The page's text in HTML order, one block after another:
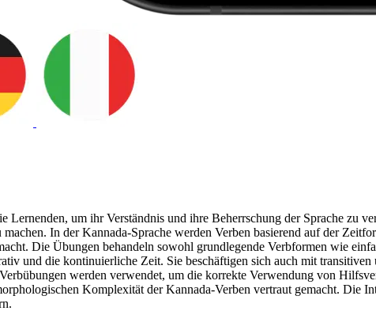
um ihr Verständnis und ihre Beherrschung der Sprache zu
In der Kannada-Sprache werden Verben basierend auf der
Die Übungen behandeln sowohl grundlegende Verbformen wie
und die kontinuierliche Zeit. Sie beschäftigen sich auch mit
werden verwendet, um die korrekte Verwendung von
Komplexität der Kannada-Verben vertraut gemacht. Die